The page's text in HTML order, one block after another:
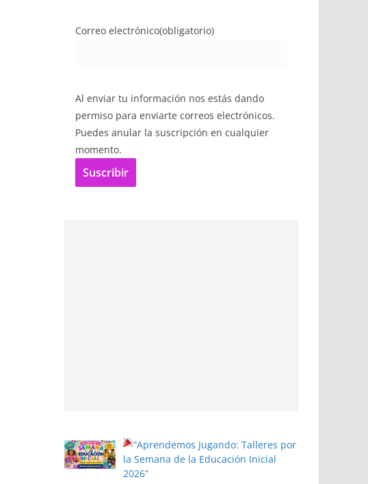
Correo electrónico(obligatorio)
Al enviar tu información nos estás dando
permiso para enviarte correos electrónicos.
Puedes anular la suscripción en cualquier
momento.
Suscribir
“Aprendemos Jugando: Talleres por
la Semana de la Educación Inicial
2026”